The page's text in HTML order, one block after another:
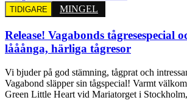
TIDIGARE MINGEL
Release! Vagabonds tågresespecial
lååånga, härliga tågresor
Vi bjuder på god stämning, tågprat och
Vagabond släpper sin tågspecial! Varmt
Green Little Heart vid Mariatorget i